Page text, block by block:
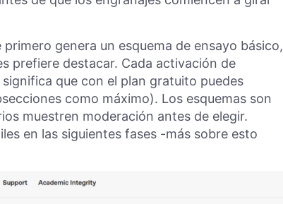
genera un esquema de ensayo básico,
prefiere destacar. Cada activación de
que con el plan gratuito puedes
como máximo). Los esquemas son
muestren moderación antes de elegir.
en las siguientes fases -más sobre esto